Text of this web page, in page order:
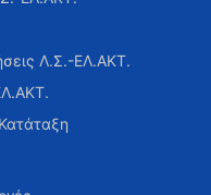
Λ.Σ.-ΕΛ.ΑΚΤ.